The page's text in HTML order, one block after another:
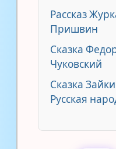
Рассказ
Пришвин
Сказка
Чуковский
Сказка
Русская